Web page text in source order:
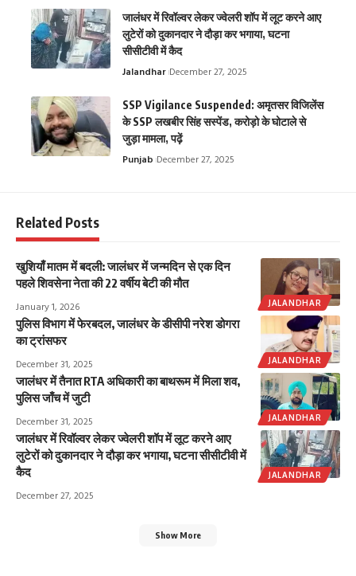
जालंधर में रिवॉल्वर लेकर ज्वेलरी शॉप में लूट करने आए
लुटेरों को दुकानदार ने दौड़ा कर भगाया, घटना
सीसीटीवी में कैद
Jalandhar December 27, 2025
SSP Vigilance Suspended: अमृतसर विजिलेंस
के SSP लखबीर सिंह सस्पेंड, करोड़ो के घोटाले से
जुड़ा मामला, पढ़ें
Punjab December 27, 2025
Related Posts
JALANDHAR
खुशियाँ मातम में बदली: जालंधर में जन्मदिन से एक दिन
पहले शिवसेना नेता की 22 वर्षीय बेटी की मौत
January 1, 2026
JALANDHAR
पुलिस विभाग में फेरबदल, जालंधर के डीसीपी नरेश डोगरा
का ट्रांसफर
December 31, 2025
JALANDHAR
जालंधर में तैनात RTA अधिकारी का बाथरूम में मिला शव,
पुलिस जाँच में जुटी
December 31, 2025
JALANDHAR
जालंधर में रिवॉल्वर लेकर ज्वेलरी शॉप में लूट करने आए
लुटेरों को दुकानदार ने दौड़ा कर भगाया, घटना सीसीटीवी में
कैद
December 27, 2025
Show More